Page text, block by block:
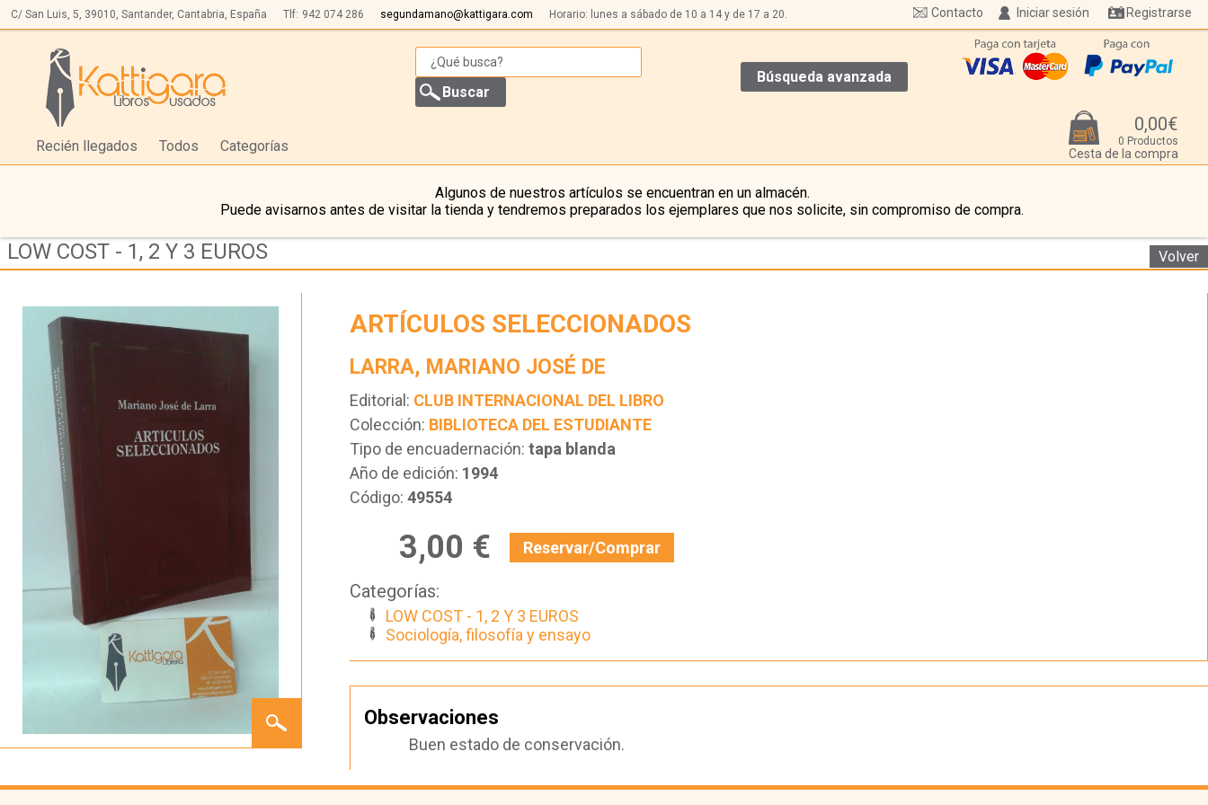
C/ San Luis, 5, 39010, Santander, Cantabria, España Tlf: 942 074 286 segundamano@kattigara.com Horario: lunes a sábado de 10 a 14 y de 17 a 20. Iniciar sesión Registrarse
Contacto
Búsqueda avanzada
Recién llegados Todos Categorías
0,00€
0 Productos
Cesta de la compra
Algunos de nuestros artículos se encuentran en un almacén.
Puede avisarnos antes de visitar la tienda y tendremos preparados los ejemplares que nos solicite, sin compromiso de compra.
LOW COST - 1, 2 Y 3 EUROS Volver
SELECCIONADOS
ARTÍCULOS SELECCIONADOS
LARRA, MARIANO JOSÉ DE
Editorial: CLUB INTERNACIONAL DEL LIBRO
Colección: BIBLIOTECA DEL ESTUDIANTE
Tipo de encuadernación: tapa blanda
Año de edición: 1994
Código: 49554
3,00 € Reservar/Comprar
Categorías:
LOW COST - 1, 2 Y 3 EUROS
Sociología, filosofía y ensayo
Observaciones
Buen estado de conservación.